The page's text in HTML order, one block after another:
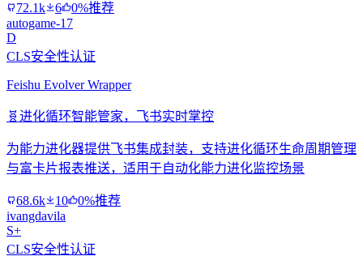
72.1k 6
0%推荐
autogame-17
D
CLS安全性认证
Feishu Evolver Wrapper
🧬 进化循环智能管家，飞书实时掌控
为能力进化器提供飞书集成封装，支持进化循环生命周期管理
与富卡片报表推送，适用于自动化能力进化监控场景
68.6k 10
0%推荐
ivangdavila
S+
CLS安全性认证